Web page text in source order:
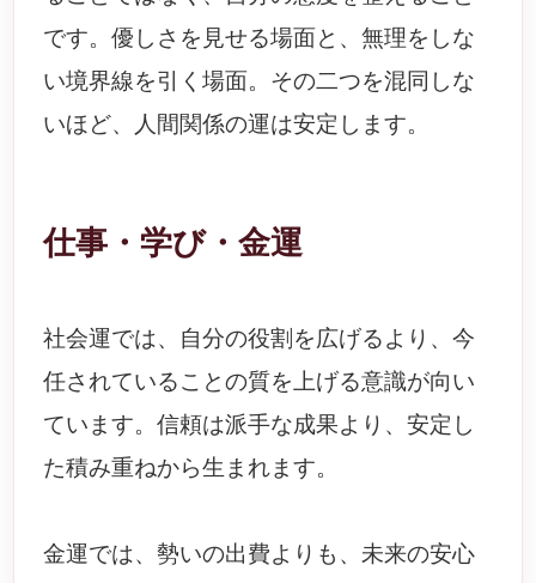
です。優しさを見せる場面と、無理をしな
い境界線を引く場面。その二つを混同しな
いほど、人間関係の運は安定します。
仕事・学び・金運
社会運では、自分の役割を広げるより、今
任されていることの質を上げる意識が向い
ています。信頼は派手な成果より、安定し
た積み重ねから生まれます。
金運では、勢いの出費よりも、未来の安心